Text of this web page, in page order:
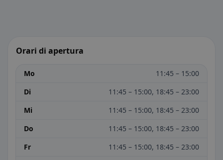
Orari di apertura
Mo
11:45 – 15:00
Di
11:45 – 15:00, 18:45 – 23:00
Mi
11:45 – 15:00, 18:45 – 23:00
Do
11:45 – 15:00, 18:45 – 23:00
Fr
11:45 – 15:00, 18:45 – 23:00